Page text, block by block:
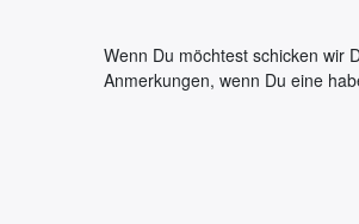
Wenn Du möchtest schicken wir
Anmerkungen, wenn Du eine